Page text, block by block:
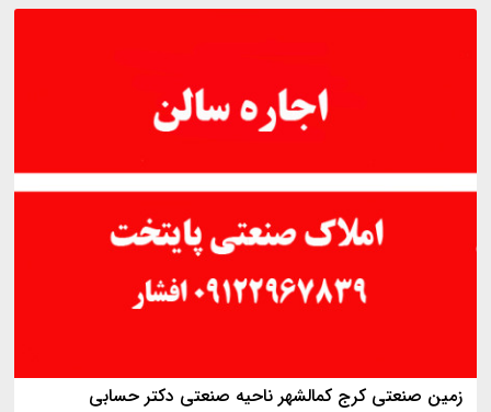
زمین صنعتی کرج کمالشهر ناحیه صنعتی دکتر حسابی